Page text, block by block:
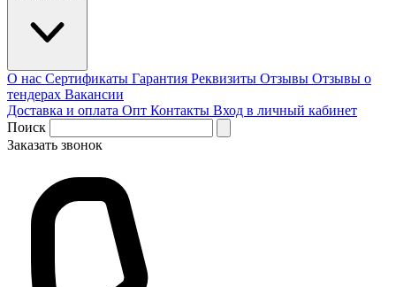
О нас Сертификаты Гарантия Реквизиты Отзывы Отзывы о
тендерах Вакансии
Доставка и оплата Опт Контакты Вход в личный кабинет
Поиск
Заказать звонок